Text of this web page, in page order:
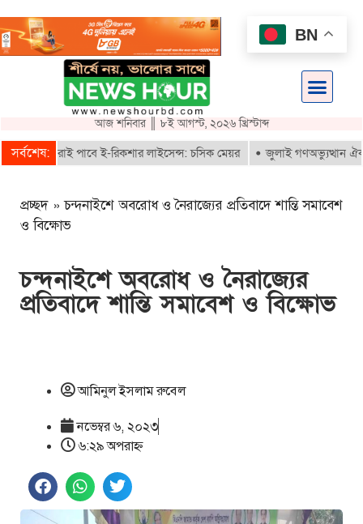
আজ শনিবার ║ ৮ই আগস্ট, ২০২৬ খ্রিস্টাব্দ
সর্বশেষ:পাবে ই-রিকশার লাইসেন্স: চসিক মেয়র জুলাই গণঅভ্যুত্থান ঐক্যবদ্ধ
প্রচ্ছদ »চন্দনাইশে অবরোধ ও নৈরাজ্যের প্রতিবাদে শান্তি সমাবেশ
ও বিক্ষোভ
চন্দনাইশে অবরোধ ও নৈরাজ্যের
প্রতিবাদে শান্তি সমাবেশ ও বিক্ষোভ
আমিনুল ইসলাম রুবেল
নভেম্বর ৬, ২০২৩
৬:২৯ অপরাহ্ণ
BN